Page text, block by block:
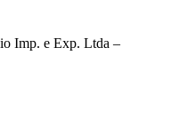
Imp. e Exp. Ltda –